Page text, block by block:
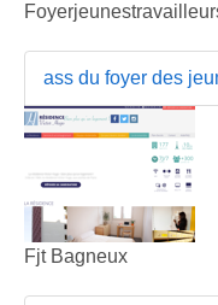
ass du foyer des
Fjt Bagneux